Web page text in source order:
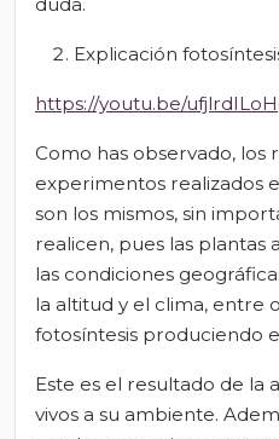
Explicación
https://youtu.be/
Como has observado, los
experimentos realizados
son los mismos, sin
realicen, pues las plantas
las condiciones
la altitud y el clima, entre
fotosíntesis produciendo
Este es el resultado de la
vivos a su ambiente.